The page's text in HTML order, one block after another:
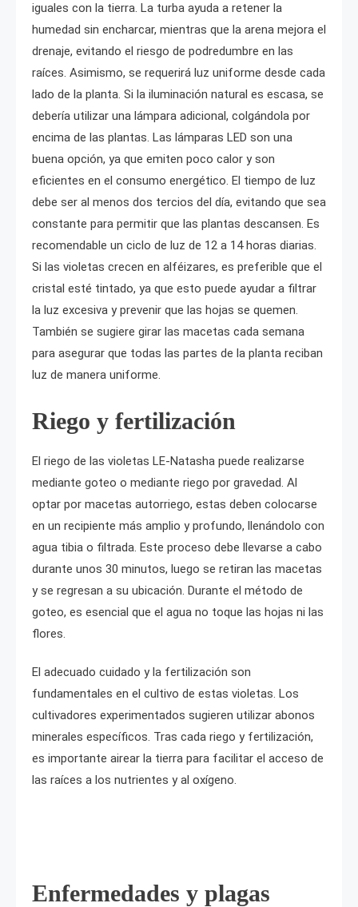
iguales con la tierra. La turba ayuda a retener la
humedad sin encharcar, mientras que la arena mejora el
drenaje, evitando el riesgo de podredumbre en las
raíces. Asimismo, se requerirá luz uniforme desde cada
lado de la planta. Si la iluminación natural es escasa, se
debería utilizar una lámpara adicional, colgándola por
encima de las plantas. Las lámparas LED son una
buena opción, ya que emiten poco calor y son
eficientes en el consumo energético. El tiempo de luz
debe ser al menos dos tercios del día, evitando que sea
constante para permitir que las plantas descansen. Es
recomendable un ciclo de luz de 12 a 14 horas diarias.
Si las violetas crecen en alféizares, es preferible que el
cristal esté tintado, ya que esto puede ayudar a filtrar
la luz excesiva y prevenir que las hojas se quemen.
También se sugiere girar las macetas cada semana
para asegurar que todas las partes de la planta reciban
luz de manera uniforme.
Riego y fertilización
El riego de las violetas LE-Natasha puede realizarse
mediante goteo o mediante riego por gravedad. Al
optar por macetas autorriego, estas deben colocarse
en un recipiente más amplio y profundo, llenándolo con
agua tibia o filtrada. Este proceso debe llevarse a cabo
durante unos 30 minutos, luego se retiran las macetas
y se regresan a su ubicación. Durante el método de
goteo, es esencial que el agua no toque las hojas ni las
flores.
El adecuado cuidado y la fertilización son
fundamentales en el cultivo de estas violetas. Los
cultivadores experimentados sugieren utilizar abonos
minerales específicos. Tras cada riego y fertilización,
es importante airear la tierra para facilitar el acceso de
las raíces a los nutrientes y al oxígeno.
Enfermedades y plagas